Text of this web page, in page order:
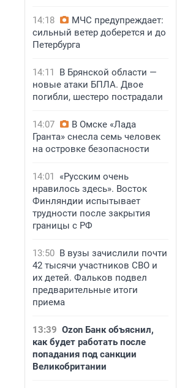
14:18
МЧС предупреждает:
сильный ветер доберется и до
Петербурга
14:11
В Брянской области —
новые атаки БПЛА. Двое
погибли, шестеро пострадали
14:07
В Омске «Лада
Гранта» снесла семь человек
на островке безопасности
14:01
«Русским очень
нравилось здесь». Восток
Финляндии испытывает
трудности после закрытия
границы с РФ
13:50 В вузы зачислили почти
42 тысячи участников СВО и
их детей. Фальков подвел
предварительные итоги
приема
13:39 Ozon Банк объяснил,
как будет работать после
попадания под санкции
Великобритании